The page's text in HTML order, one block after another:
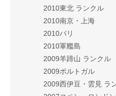
2010東北 ランクル
2010南京・上海
2010パリ
2010軍艦島
2009羊蹄山 ランクル
2009ポルトガル
2009西伊豆・雲見 ラ